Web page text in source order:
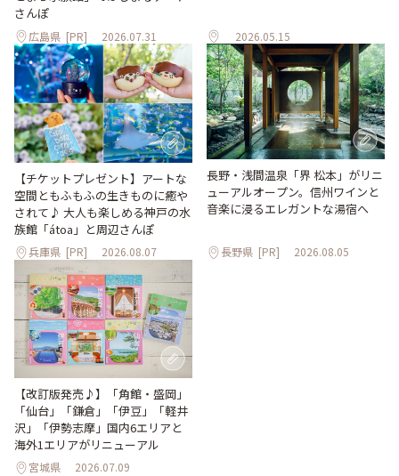
さんぽ
広島県 [PR] 2026.07.31 2026.05.15
【チケットプレゼント】アートな
空間ともふもふの生きものに癒や
されて♪ 大人も楽しめる神戸の水
族館「átoa」と周辺さんぽ
兵庫県 [PR] 2026.08.07
長野・浅間温泉「界 松本」がリニ
ューアルオープン。信州ワインと
音楽に浸るエレガントな湯宿へ
長野県 [PR] 2026.08.05
【改訂版発売♪】「角館・盛岡」
「仙台」「鎌倉」「伊豆」「軽井
沢」「伊勢志摩」国内6エリアと
海外1エリアがリニューアル
宮城県 2026.07.09